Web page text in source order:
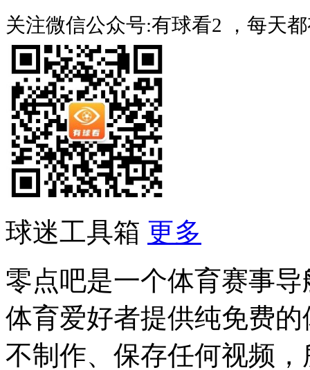
关注微信公众号:有球看2 ，每天
球迷工具箱 更多
零点吧是一个体育赛事
体育爱好者提供纯免费
不制作、保存任何视频